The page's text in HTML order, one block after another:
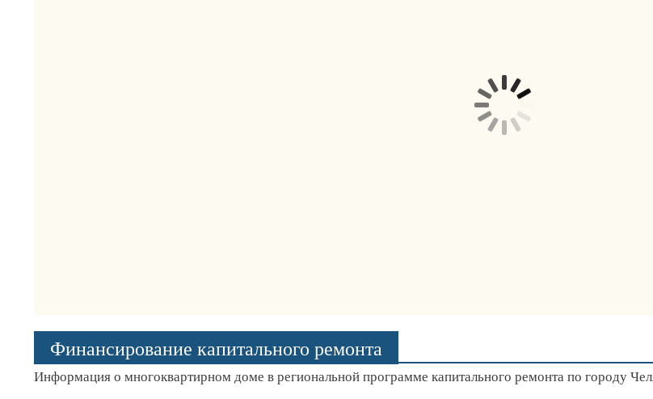
Финансирование капитального ремонта
Информация о многоквартирном доме в региональной программе капитального ремонта по городу